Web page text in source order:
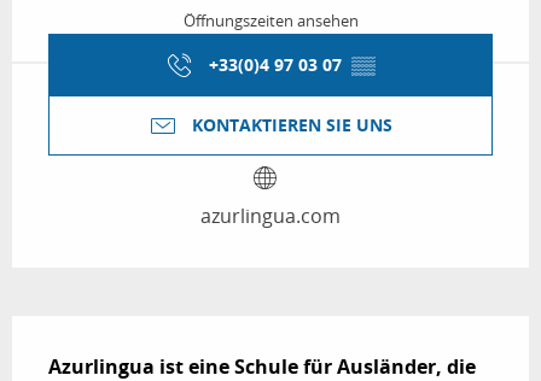
Öffnungszeiten ansehen
+33(0)4 97 03 07 ▒▒
KONTAKTIEREN SIE UNS
azurlingua.com
Azurlingua ist eine Schule für Ausländer, die